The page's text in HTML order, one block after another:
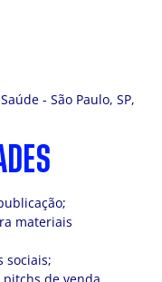
- São Paulo, SP,
materiais
sociais;